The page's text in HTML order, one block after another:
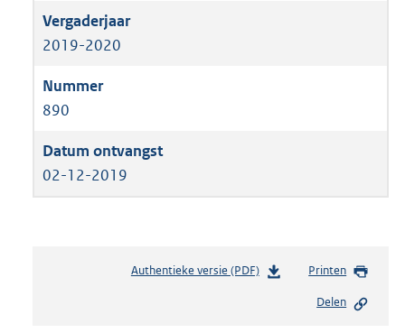
2019-2020
890
02-12-2019
Authentieke versie (PDF)b
Printen
Delen